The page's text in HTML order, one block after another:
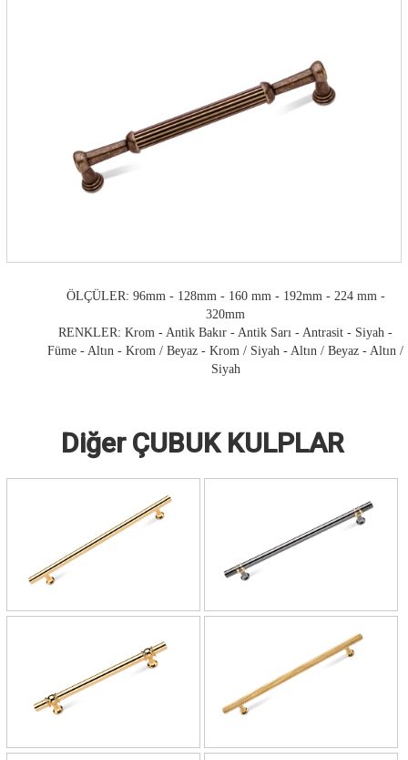
ÖLÇÜLER: 96mm - 128mm - 160 mm - 192mm - 224 mm -
320mm
RENKLER: Krom - Antik Bakır - Antik Sarı - Antrasit - Siyah -
Füme - Altın - Krom / Beyaz - Krom / Siyah - Altın / Beyaz - Altın /
Siyah
Diğer ÇUBUK KULPLAR